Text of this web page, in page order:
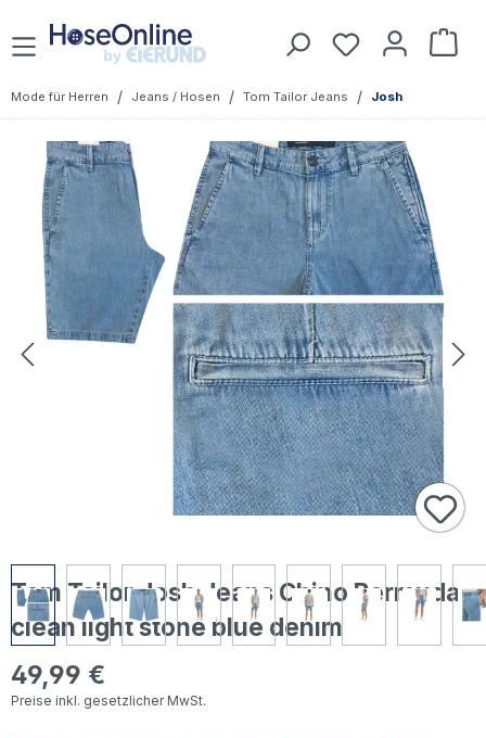
Zum Hauptinhalt springen Du hast 0
Mode für Herren / Jeans / Hosen / Tom Tailor Jeans / Josh
Bildergalerie überspringen
Tom Tailor Josh Jeans Chino Bermuda
clean light stone blue denim
Regulärer Preis:
49,99 €
Preise inkl. gesetzlicher MwSt.